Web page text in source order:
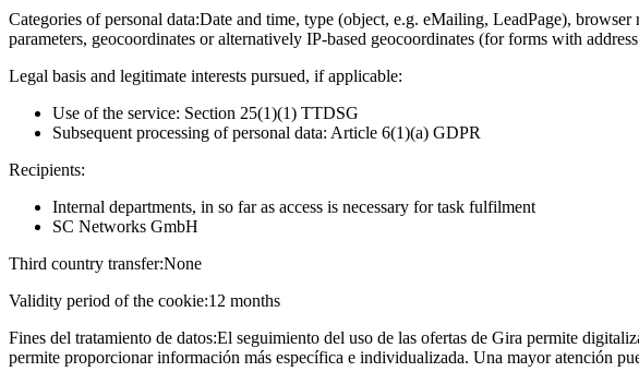
Categories of personal data:Date and time, type (object, e.g. eMailing, LeadPage),
parameters, geocoordinates or alternatively IP-based geocoordinates (for forms with
Legal basis and legitimate interests pursued, if applicable:
Use of the service: Section 25(1)(1) TTDSG
Subsequent processing of personal data: Article 6(1)(a) GDPR
Recipients:
Internal departments, in so far as access is necessary for task fulfilment
SC Networks GmbH
Third country transfer:None
Validity period of the cookie:12 months
Fines del tratamiento de datos:El seguimiento del uso de las ofertas de Gira permite
permite proporcionar información más específica e individualizada. Una mayor atención